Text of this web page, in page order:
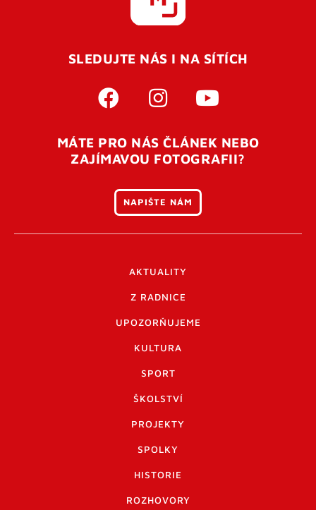
SLEDUJTE NÁS I NA SÍTÍCH
MÁTE PRO NÁS ČLÁNEK NEBO
ZAJÍMAVOU FOTOGRAFII?
NAPIŠTE NÁM
AKTUALITY
Z RADNICE
UPOZORŇUJEME
KULTURA
SPORT
ŠKOLSTVÍ
PROJEKTY
SPOLKY
HISTORIE
ROZHOVORY